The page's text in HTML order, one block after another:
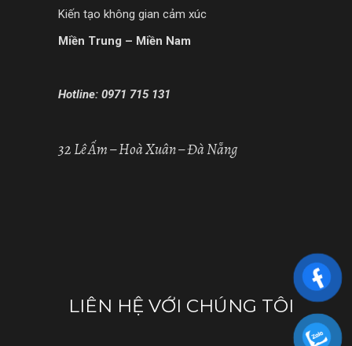
Kiến tạo không gian cảm xúc
Miền Trung – Miền Nam
Hotline: 0971 715 131
32 Lê Ấm – Hoà Xuân – Đà Nẵng
LIÊN HỆ VỚI CHÚNG TÔI